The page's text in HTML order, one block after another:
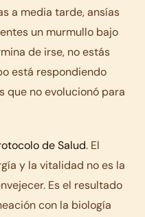
a media tarde, ansías
un murmullo bajo
de irse, no estás
está respondiendo
que no evolucionó para
de Salud. El
y la vitalidad no es la
Es el resultado
con la biología